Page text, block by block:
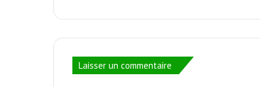
Laisser un commentaire